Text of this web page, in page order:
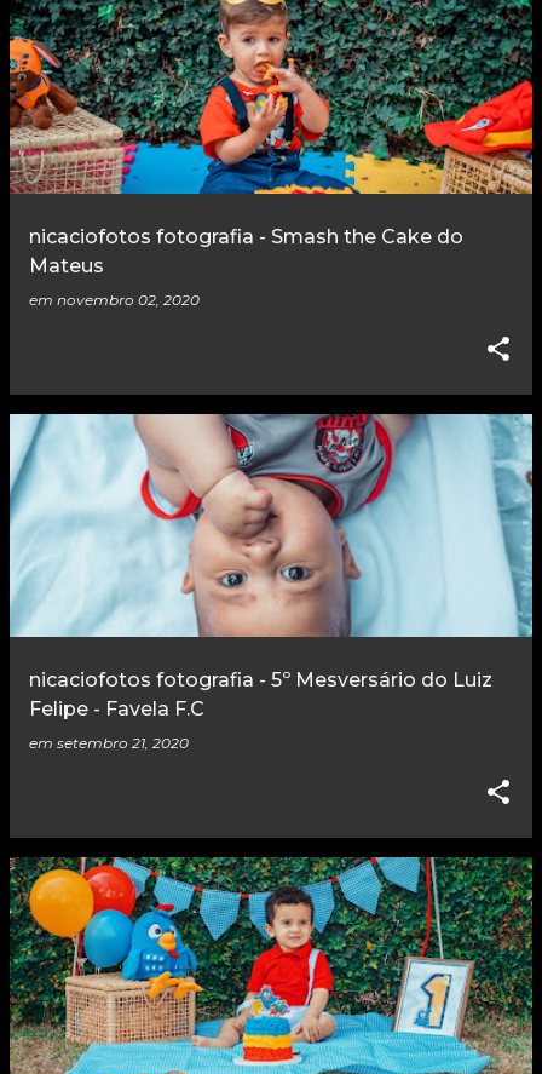
nicaciofotos fotografia - Smash the Cake do
Mateus
em novembro 02, 2020
nicaciofotos fotografia - 5º Mesversário do Luiz
Felipe - Favela F.C
em setembro 21, 2020